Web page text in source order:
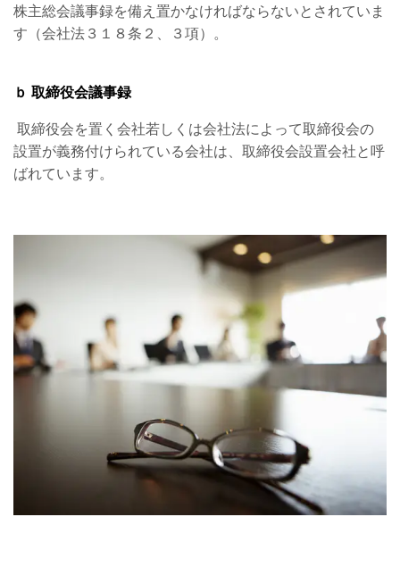
株主総会議事録を備え置かなければならないとされていま
す（会社法３１８条２、３項）。
ｂ 取締役会議事録
取締役会を置く会社若しくは会社法によって取締役会の
設置が義務付けられている会社は、取締役会設置会社と呼
ばれています。